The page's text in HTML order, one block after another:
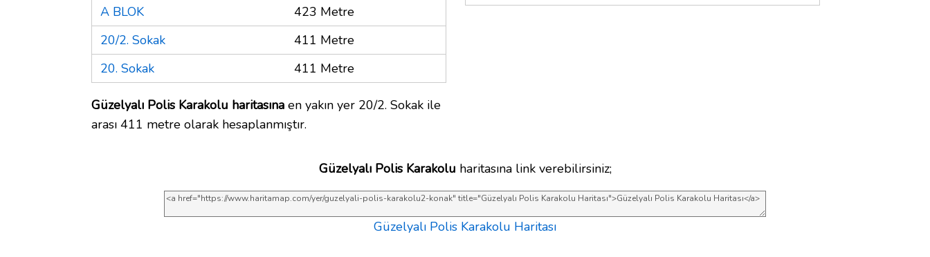
A BLOK
423 Metre
20/2. Sokak
411 Metre
20. Sokak
411 Metre
Güzelyalı Polis Karakolu haritasına en yakın yer 20/2. Sokak ile
arası 411 metre olarak hesaplanmıştır.
Güzelyalı Polis Karakolu haritasına link verebilirsiniz;
Güzelyalı Polis Karakolu Haritası